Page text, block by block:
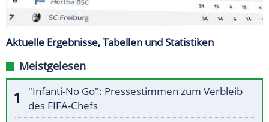
Aktuelle Ergebnisse, Tabellen und Statistiken
Meistgelesen
"Infanti-No Go": Pressestimmen zum Verbleib
des FIFA-Chefs